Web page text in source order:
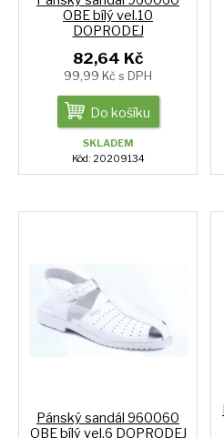
OBE bílý vel.10
DOPRODEJ
82,64 Kč
99,99 Kč s DPH
Do košíku
SKLADEM
Kód: 20209134
Pánský sandál 960060
OBE bílý vel.6 DOPRODEJ